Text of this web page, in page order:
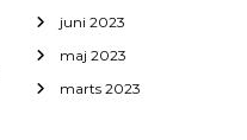
juni 2023
maj 2023
marts 2023